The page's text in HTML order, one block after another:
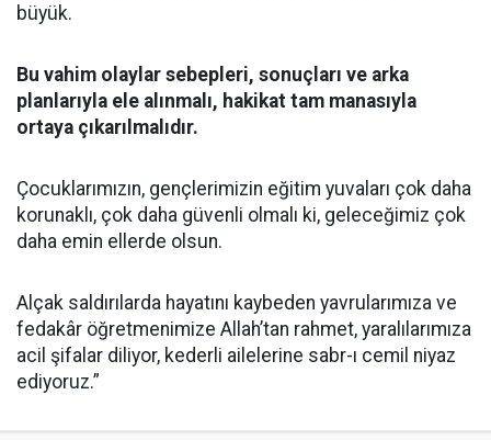
büyük.
Bu vahim olaylar sebepleri, sonuçları ve arka
planlarıyla ele alınmalı, hakikat tam manasıyla
ortaya çıkarılmalıdır.
Çocuklarımızın, gençlerimizin eğitim yuvaları çok daha
korunaklı, çok daha güvenli olmalı ki, geleceğimiz çok
daha emin ellerde olsun.
Alçak saldırılarda hayatını kaybeden yavrularımıza ve
fedakâr öğretmenimize Allah’tan rahmet, yaralılarımıza
acil şifalar diliyor, kederli ailelerine sabr-ı cemil niyaz
ediyoruz.”